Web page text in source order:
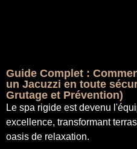
Guide Complet :
un Jacuzzi en toute
Grutage et Prévention)
Le spa rigide est devenu
excellence, transformant
oasis de relaxation.